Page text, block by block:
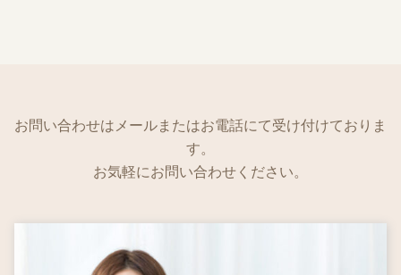
お問い合わせはメールまたはお電話にて受け付けておりま
す。
お気軽にお問い合わせください。